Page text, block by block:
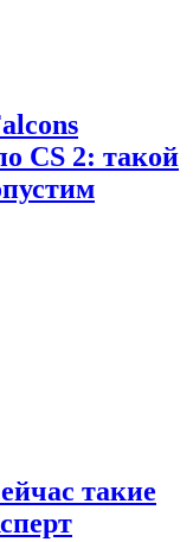
CS 2: такой
такие